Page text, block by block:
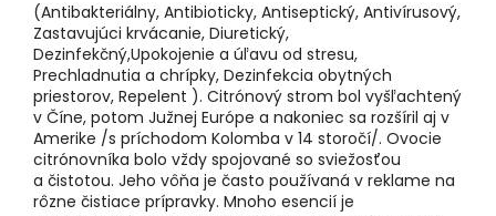
(Antibakteriálny, Antibioticky, Antiseptický, Antivírusový,
Zastavujúci krvácanie, Diuretický,
Dezinfekčný,Upokojenie a úľavu od stresu,
Prechladnutia a chrípky, Dezinfekcia obytných
priestorov, Repelent ). Citrónový strom bol vyšľachtený
v Číne, potom Južnej Európe a nakoniec sa rozšíril aj v
Amerike /s príchodom Kolomba v 14 storočí/. Ovocie
citrónovníka bolo vždy spojované so sviežosťou
a čistotou. Jeho vôňa je často používaná v reklame na
rôzne čistiace prípravky. Mnoho esencií je